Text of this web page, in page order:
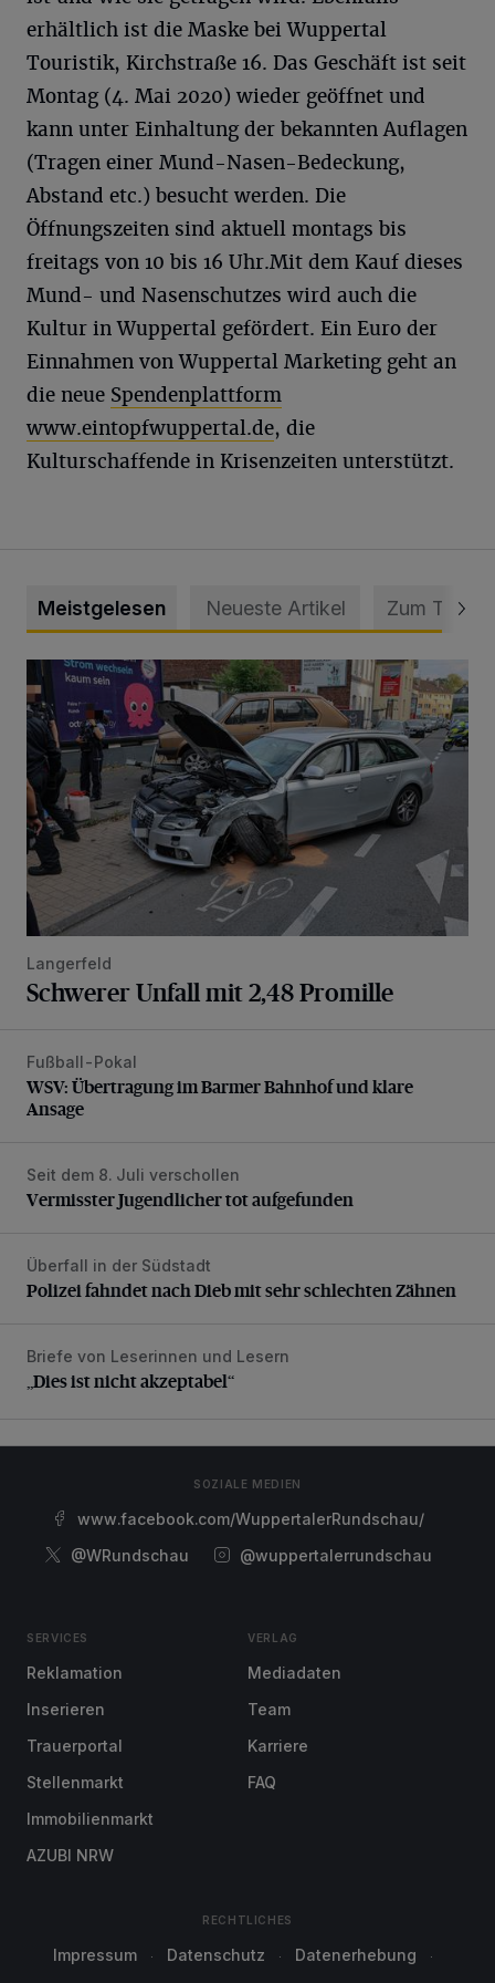
erhältlich ist die Maske bei Wuppertal
Touristik, Kirchstraße 16. Das Geschäft ist seit
Montag (4. Mai 2020) wieder geöffnet und
kann unter Einhaltung der bekannten Auflagen
(Tragen einer Mund-Nasen-Bedeckung,
Abstand etc.) besucht werden. Die
Öffnungszeiten sind aktuell montags bis
freitags von 10 bis 16 Uhr.Mit dem Kauf dieses
Mund- und Nasenschutzes wird auch die
Kultur in Wuppertal gefördert. Ein Euro der
Einnahmen von Wuppertal Marketing geht an
die neue Spendenplattform
www.eintopfwuppertal.de, die
Kulturschaffende in Krisenzeiten unterstützt.
Meistgelesen Neueste Artikel Zum Thema
Schwerer Unfall mit 2,48 Promille
Langerfeld
Schwerer Unfall mit 2,48 Promille
WSV: Übertragung im Barmer Bahnhof und klare Ansage
Fußball-Pokal
WSV: Übertragung im Barmer Bahnhof und klare
Ansage
Vermisster Jugendlicher tot aufgefunden
Seit dem 8. Juli verschollen
Vermisster Jugendlicher tot aufgefunden
Polizei fahndet nach Dieb mit sehr schlechten Zähnen
Überfall in der Südstadt
Polizei fahndet nach Dieb mit sehr schlechten Zähnen
„Dies ist nicht akzeptabel“
Briefe von Leserinnen und Lesern
„Dies ist nicht akzeptabel“
SOZIALE MEDIEN
www.facebook.com/WuppertalerRundschau/
@WRundschau
@wuppertalerrundschau
SERVICES
Reklamation
Inserieren
Trauerportal
Stellenmarkt
Immobilienmarkt
AZUBI NRW
VERLAG
Mediadaten
Team
Karriere
FAQ
RECHTLICHES
Impressum Datenschutz
Datenerhebung